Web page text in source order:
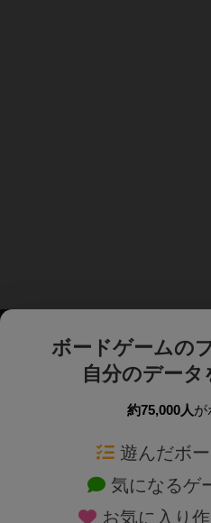
ボードゲームの
自分のデータ
約75,000人が
遊んだボ
気になるゲ
お気に入り
ボードゲームを検索する